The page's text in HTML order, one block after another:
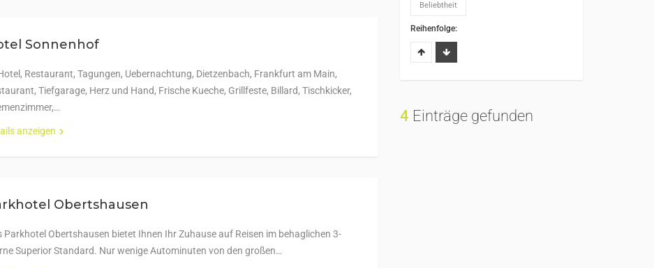
Sonnenhof
Restaurant, Tagungen, Uebernachtung, Dietzenbach, Frankfurt am Main,
Tiefgarage, Herz und Hand, Frische Kueche, Grillfeste, Billard, Tischkicker,
anzeigen
Obertshausen
Parkhotel Obertshausen bietet Ihnen Ihr Zuhause auf Reisen im behaglichen 3-
Superior Standard. Nur wenige Autominuten von den großen…
Beliebtheit
Reihenfolge:
4 Einträge gefunden